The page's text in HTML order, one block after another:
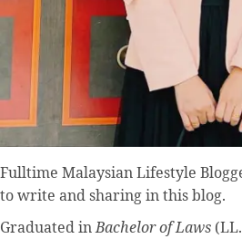
Fulltime Malaysian Lifestyle
to write and sharing in this blog.
Graduated inBachelor of Laws